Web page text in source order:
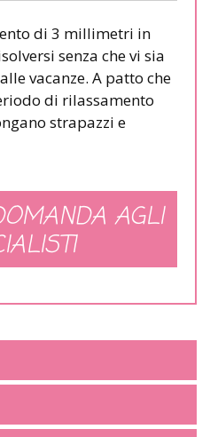
di 3 millimetri in
senza che vi sia
vacanze. A patto che
di rilassamento
strapazzi e
AGLI